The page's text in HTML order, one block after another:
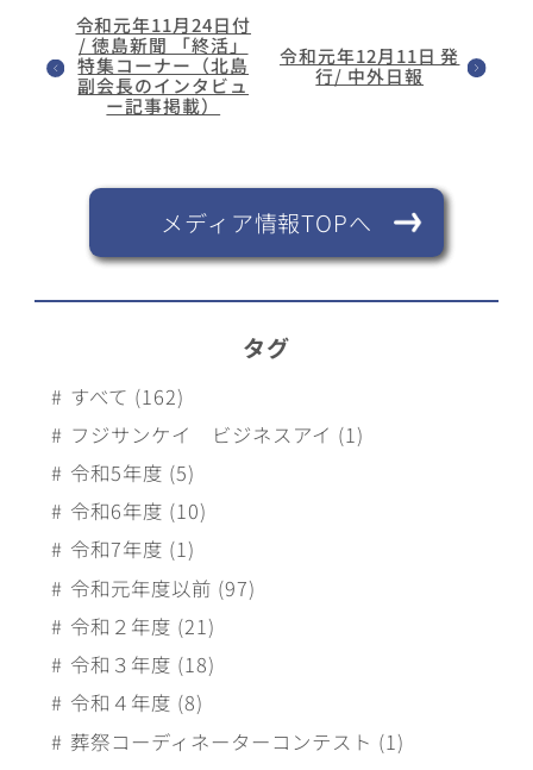
令和元年11月24日付
/ 徳島新聞 「終活」
特集コーナー（北島
副会長のインタビュ
ー記事掲載）
令和元年12月11日 発
行/ 中外日報
メディア情報TOPへ
タグ
すべて (162)
フジサンケイ ビジネスアイ (1)
令和5年度 (5)
令和6年度 (10)
令和7年度 (1)
令和元年度以前 (97)
令和２年度 (21)
令和３年度 (18)
令和４年度 (8)
葬祭コーディネーターコンテスト (1)